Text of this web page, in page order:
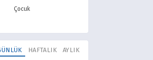
Çocuk
HAFTALIK AYLIK